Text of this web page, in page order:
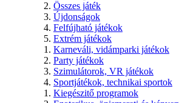
Összes játék
Újdonságok
Felfújható játékok
Extrém játékok
Karneváli, vidámparki játékok
Party játékok
Szimulátorok, VR játékok
Sportjátékok, technikai sportok
Kiegészitő programok